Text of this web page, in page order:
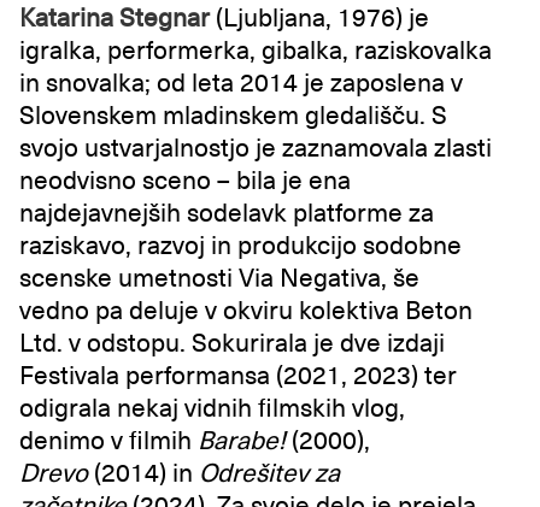
Katarina Stegnar(Ljubljana, 1976) je
igralka, performerka, gibalka, raziskovalka
in snovalka; od leta 2014 je zaposlena v
Slovenskem mladinskem gledališču. S
svojo ustvarjalnostjo je zaznamovala zlasti
neodvisno sceno – bila je ena
najdejavnejših sodelavk platforme za
raziskavo, razvoj in produkcijo sodobne
scenske umetnosti Via Negativa, še
vedno pa deluje v okviru kolektiva Beton
Ltd. v odstopu. Sokurirala je dve izdaji
Festivala performansa (2021, 2023) ter
odigrala nekaj vidnih filmskih vlog,
denimo v filmih Barabe!(2000),
Drevo(2014) in Odrešitev za